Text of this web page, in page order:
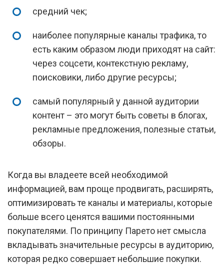
средний чек;
наиболее популярные каналы трафика, то
есть каким образом люди приходят на сайт:
через соцсети, контекстную рекламу,
поисковики, либо другие ресурсы;
самый популярный у данной аудитории
контент – это могут быть советы в блогах,
рекламные предложения, полезные статьи,
обзоры.
Когда вы владеете всей необходимой
информацией, вам проще продвигать, расширять,
оптимизировать те каналы и материалы, которые
больше всего ценятся вашими постоянными
покупателями. По принципу Парето нет смысла
вкладывать значительные ресурсы в аудиторию,
которая редко совершает небольшие покупки.